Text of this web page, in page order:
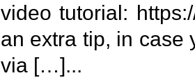
video tutorial:
an extra tip, in case
via […]...